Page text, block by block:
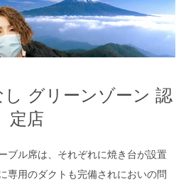
グリーンゾーン 認
定店
ブル席は、それぞれに焼き台が設置
専用のダクトも完備されにおいの問